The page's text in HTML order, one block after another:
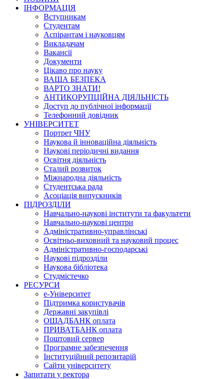
ІНФОРМАЦІЯ
Вступникам
Студентам
Аспірантам і науковцям
Викладачам
Вакансії
Документи
Цікаво про науку
ВАША БЕЗПЕКА
ВАРТО ЗНАТИ!
АНТИКОРУПЦІЙНА ДІЯЛЬНІСТЬ
Доступ до публічної інформації
Телефонний довідник
УНІВЕРСИТЕТ
Портрет ЧНУ
Наукова й інноваційна діяльність
Наукові періодичні видання
Освітня діяльність
Сталий розвиток
Міжнародна діяльність
Студентська рада
Асоціація випускників
ПІДРОЗДІЛИ
Навчально-наукові інститути та факультети
Навчально-наукові центри
Адміністративно-управлінські
Освітньо-виховний та науковий процес
Адміністративно-господарські
Наукові підрозділи
Наукова бібліотека
Студмістечко
РЕСУРСИ
е-Університет
Підтримка користувачів
Державні закупівлі
ОЩАДБАНК оплата
ПРИВАТБАНК оплата
Поштовий сервер
Програмне забезпечення
Інституційний репозитарій
Сайти університету
Запитати у ректора